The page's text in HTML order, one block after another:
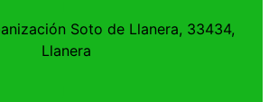
Soto de Llanera, 33434,
Llanera